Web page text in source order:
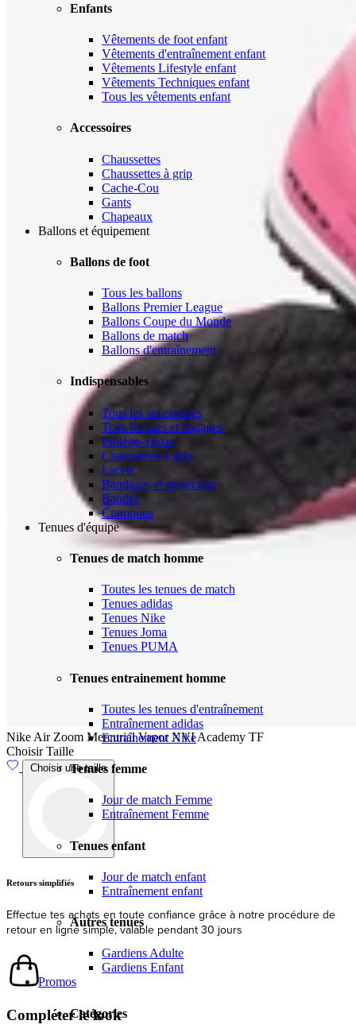
Enfants
Vêtements de foot enfant
Vêtements d'entraînement enfant
Vêtements Lifestyle enfant
Vêtements Techniques enfant
Tous les vêtements enfant
Accessoires
Chaussettes
Chaussettes à grip
Cache-Cou
Gants
Chapeaux
Ballons et équipement
Ballons de foot
Tous les ballons
Ballons Premier League
Ballons Coupe du Monde
Ballons de match
Ballons d'entraînement
Indispensables
Tous les accessoires
Tous les sacs et bagages
Protège-Tibias
Chaussettes à grip
Lacets
Bandages et protection
Bandes
Crampons
Tenues d'équipe
Tenues de match homme
Toutes les tenues de match
Tenues adidas
Tenues Nike
Tenues Joma
Tenues PUMA
Tenues entrainement homme
Toutes les tenues d'entraînement
Entraînement adidas
Entraînement Nike
Tenues femme
Jour de match Femme
Entraînement Femme
Tenues enfant
Jour de match enfant
Entraînement enfant
Autres tenues
Gardiens Adulte
Gardiens Enfant
Promos
Catégories
Nike Air Zoom Mercurial Vapor XVI Academy TF
Choisir Taille
Choisir une taille
Livraison
Expédition et livraison rapides depuis l'UE
Compléter le look
3 produits